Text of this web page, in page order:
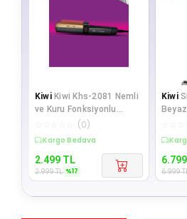
Kiwi Kiwi Khs-2081 Nemli
ve Kuru Fonksiyonlu
Dijital Göstergeli BLDC M
(0)
Sepette %17 İndirim
2.499 TL
2.999TL %17
Kiwi
6.799
6.999